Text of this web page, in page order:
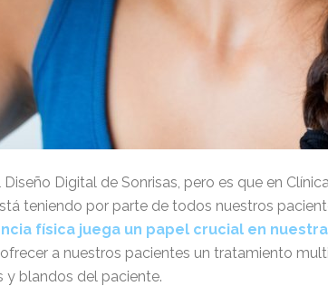
Digital de Sonrisas, pero es que en
teniendo por parte de todos nuestros
física juega un papel crucial en
a nuestros pacientes un tratamiento
blandos del paciente.